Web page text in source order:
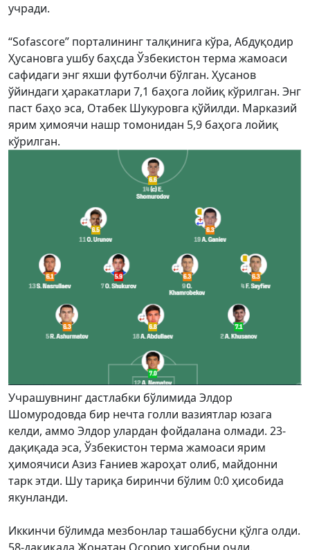
учради.
“Sofascore” порталининг талқинига кўра, Абдуқодир
Ҳусановга ушбу баҳсда Ўзбекистон терма жамоаси
сафидаги энг яхши футболчи бўлган. Ҳусанов
ўйиндаги ҳаракатлари 7,1 баҳога лойиқ кўрилган. Энг
паст баҳо эса, Отабек Шукуровга қўйилди. Марказий
ярим ҳимоячи нашр томонидан 5,9 баҳога лойиқ
кўрилган.
Учрашувнинг дастлабки бўлимида Элдор
Шомуродовда бир нечта голли вазиятлар юзага
келди, аммо Элдор улардан фойдалана олмади. 23-
дақиқада эса, Ўзбекистон терма жамоаси ярим
ҳимоячиси Азиз Ғаниев жароҳат олиб, майдонни
тарк этди. Шу тариқа биринчи бўлим 0:0 ҳисобида
якунланди.
Иккинчи бўлимда мезбонлар ташаббусни қўлга олди.